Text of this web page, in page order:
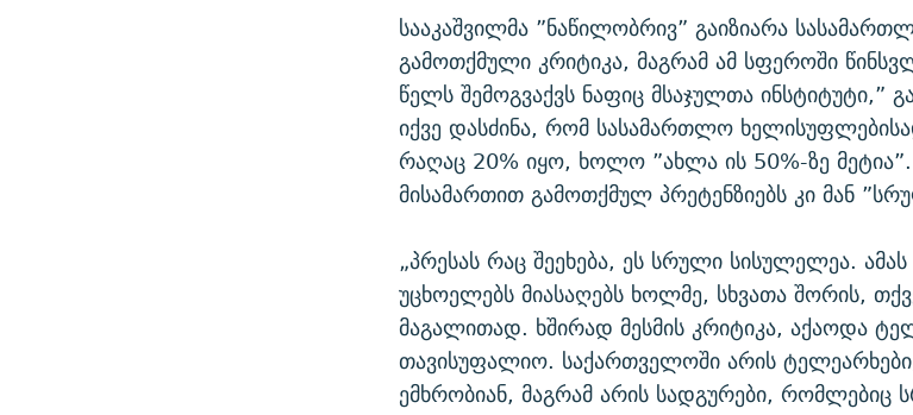
სააკაშვილმა ”ნაწილობრივ” გაიზიარა
გამოთქმული კრიტიკა, მაგრამ ამ სფეროში
წელს შემოგვაქვს ნაფიც მსაჯულთა ინსტიტუტი,”
იქვე დასძინა, რომ სასამართლო
რაღაც 20% იყო, ხოლო ”ახლა ის 50%-ზე
მისამართით გამოთქმულ პრეტენზიებს კი მან
„პრესას რაც შეეხება, ეს სრული სისულელეა.
უცხოელებს მიასაღებს ხოლმე, სხვათა შორის,
მაგალითად. ხშირად მესმის კრიტიკა, აქაოდა
თავისუფალიო. საქართველოში არის
ემხრობიან, მაგრამ არის სადგურები, რომლებიც